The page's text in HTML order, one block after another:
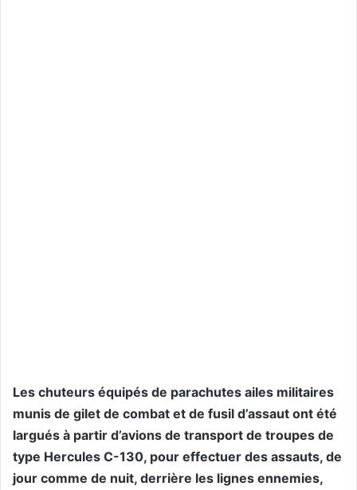
Les chuteurs équipés de parachutes ailes militaires
munis de gilet de combat et de fusil d’assaut ont été
largués à partir d’avions de transport de troupes de
type Hercules C-130, pour effectuer des assauts, de
jour comme de nuit, derrière les lignes ennemies,